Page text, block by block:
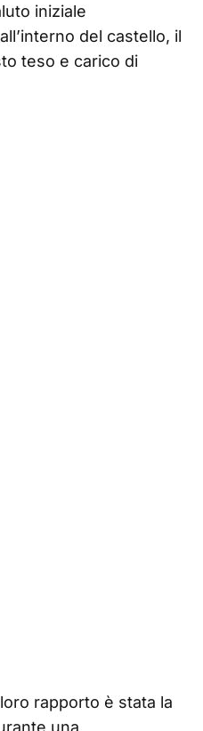
iniziale
del castello, il
teso e carico di
rapporto è stata la
una